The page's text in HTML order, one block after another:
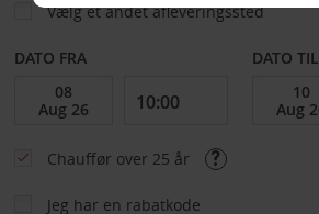
Vælg et andet afleveringssted
DATO FRA DATO TIL
Chauffør over 25 år
Jeg har en rabatkode